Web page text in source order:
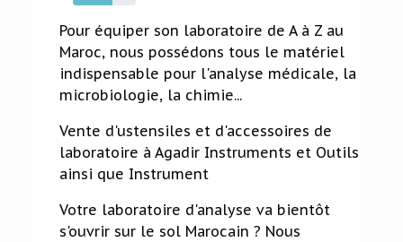
63%
Pour équiper son laboratoire de A à Z au
Maroc, nous possédons tous le matériel
indispensable pour l'analyse médicale, la
microbiologie, la chimie...
Vente d'ustensiles et d'accessoires de
laboratoire à Agadir Instruments et Outils
ainsi que Instrument
Votre laboratoire d'analyse va bientôt
s'ouvrir sur le sol Marocain ? Nous